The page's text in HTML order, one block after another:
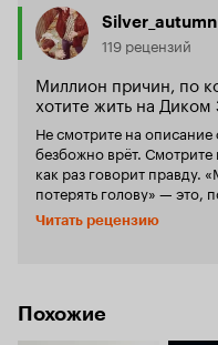
Silver_autumn
119 рецензий
Миллион причин, по
хотите жить на Диком
Не смотрите на
безбожно врёт. Смотрите
как раз говорит правду.
потерять голову» — это,
но жёсткий стёб над
изображением в
Альберт — живёт на
Читать рецензию
Похожие